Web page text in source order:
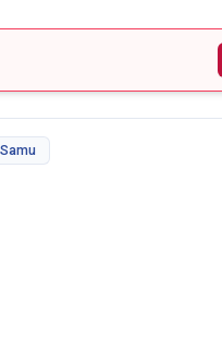
Samu